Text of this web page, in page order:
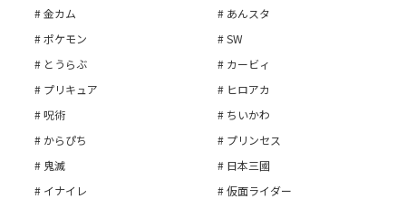
金カム
あんスタ
ポケモン
SW
とうらぶ
カービィ
プリキュア
ヒロアカ
呪術
ちいかわ
からぴち
プリンセス
鬼滅
日本三國
イナイレ
仮面ライダー